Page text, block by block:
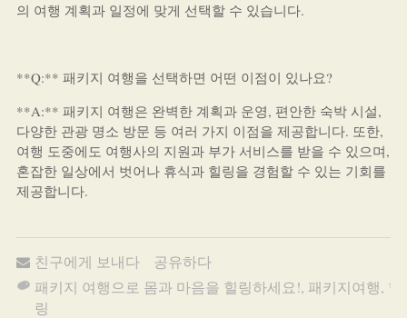
의 여행 계획과 일정에 맞게 선택할 수 있습니다.
**Q:** 패키지 여행을 선택하면 어떤 이점이 있나요?
**A:** 패키지 여행은 완벽한 계획과 운영, 편안한 숙박 시설,
다양한 관광 명소 방문 등 여러 가지 이점을 제공합니다. 또한,
여행 도중에도 여행사의 지원과 부가 서비스를 받을 수 있으며,
혼잡한 일상에서 벗어나 휴식과 힐링을 경험할 수 있는 기회를
제공합니다.
친구에게 보내다
공유하다
패키지 여행으로 몸과 마음을 힐링하세요!, 패키지여행, 힐
링